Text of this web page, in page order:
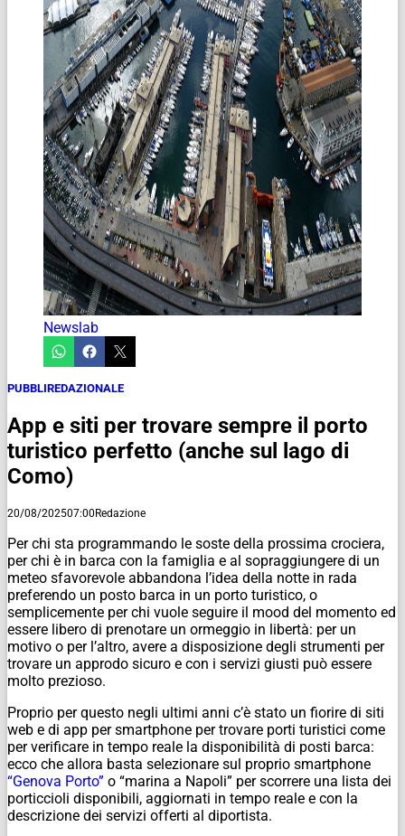
Newslab
PUBBLIREDAZIONALE
App e siti per trovare sempre il porto
turistico perfetto (anche sul lago di
Como)
20/08/202507:00Redazione
Per chi sta programmando le soste della prossima crociera,
per chi è in barca con la famiglia e al sopraggiungere di un
meteo sfavorevole abbandona l’idea della notte in rada
preferendo un posto barca in un porto turistico, o
semplicemente per chi vuole seguire il mood del momento ed
essere libero di prenotare un ormeggio in libertà: per un
motivo o per l’altro, avere a disposizione degli strumenti per
trovare un approdo sicuro e con i servizi giusti può essere
molto prezioso.
Proprio per questo negli ultimi anni c’è stato un fiorire di siti
web e di app per smartphone per trovare porti turistici come
per verificare in tempo reale la disponibilità di posti barca:
ecco che allora basta selezionare sul proprio smartphone
“Genova Porto” o “marina a Napoli” per scorrere una lista dei
porticcioli disponibili, aggiornati in tempo reale e con la
descrizione dei servizi offerti al diportista.